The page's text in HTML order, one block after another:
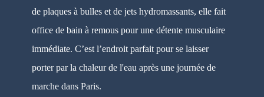
de plaques à bulles et de jets hydromassants, elle fait
office de bain à remous pour une détente musculaire
immédiate. C’est l’endroit parfait pour se laisser
porter par la chaleur de l'eau après une journée de
marche dans Paris.